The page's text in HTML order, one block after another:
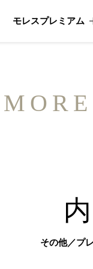
モレスプレミアム
その他／プ